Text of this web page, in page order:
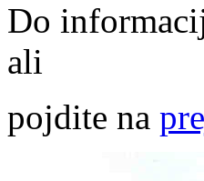
Do
ali
pojdite na